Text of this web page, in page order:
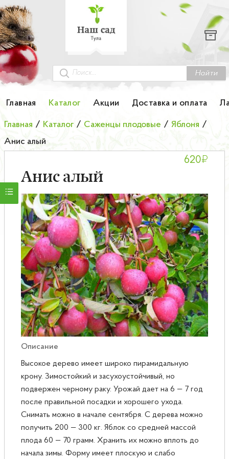
Найти
Главная Каталог Акции Доставка и оплата
Каталог
Гортензии
Грунты
Колоновидные деревья
Лук-севок
Малина
Мини-деревья
НОВИНКА Английские и Японские розы
Саженцы плодовые
Сирень
Главная / Каталог / Саженцы плодовые / Яблоня /
Анис алый
Анис алый
620₽
Описание
Высокое дерево имеет широко пирамидальную
крону. Зимостойкий и засухоустойчивый, но
подвержен черному раку. Урожай дает на 6 — 7 год
после правильной посадки и хорошего ухода.
Снимать можно в начале сентября. С дерева можно
получить 200 — 300 кг. Яблок со средней массой
плода 60 — 70 грамм. Хранить их можно вплоть до
начала зимы. Форму имеет плоскую и слабо